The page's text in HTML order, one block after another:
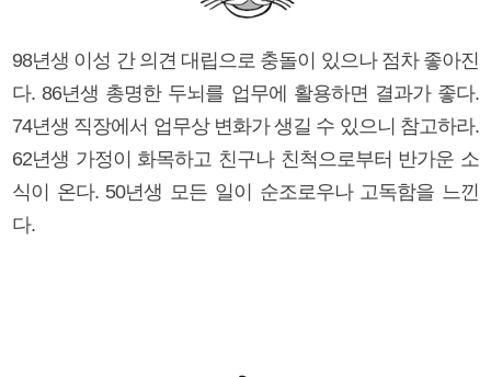
98년생 이성 간 의견 대립으로 충돌이 있으나 점차 좋아진
다. 86년생 총명한 두뇌를 업무에 활용하면 결과가 좋다.
74년생 직장에서 업무상 변화가 생길 수 있으니 참고하라.
62년생 가정이 화목하고 친구나 친척으로부터 반가운 소
식이 온다. 50년생 모든 일이 순조로우나 고독함을 느낀
다.